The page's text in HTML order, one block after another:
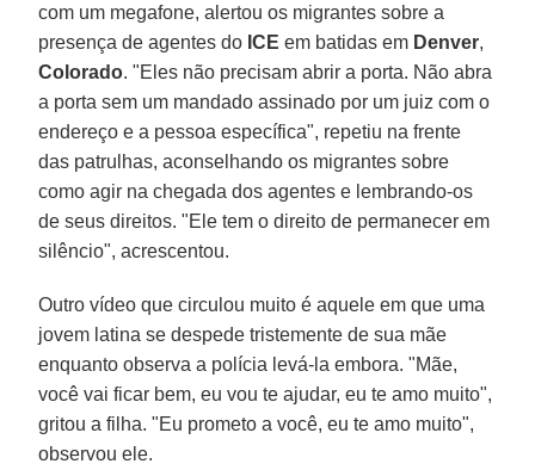
com um megafone, alertou os migrantes sobre a
presença de agentes do ICE em batidas em Denver,
Colorado. "Eles não precisam abrir a porta. Não abra
a porta sem um mandado assinado por um juiz com o
endereço e a pessoa específica", repetiu na frente
das patrulhas, aconselhando os migrantes sobre
como agir na chegada dos agentes e lembrando-os
de seus direitos. "Ele tem o direito de permanecer em
silêncio", acrescentou.
Outro vídeo que circulou muito é aquele em que uma
jovem latina se despede tristemente de sua mãe
enquanto observa a polícia levá-la embora. "Mãe,
você vai ficar bem, eu vou te ajudar, eu te amo muito",
gritou a filha. "Eu prometo a você, eu te amo muito",
observou ele.